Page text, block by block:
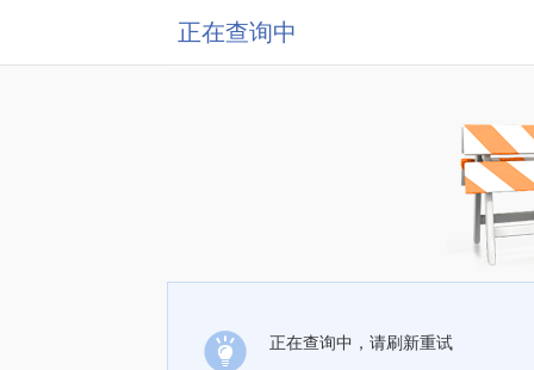
正在查询中
正在查询中，请刷新重试